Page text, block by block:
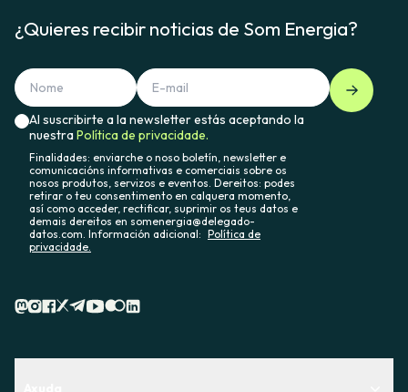
¿Quieres recibir noticias de Som Energia?
Al suscribirte a la newsletter estás aceptando la
nuestraPolítica de privacidade.
Finalidades: enviarche o noso boletín, newsletter e
comunicacións informativas e comerciais sobre os
nosos produtos, servizos e eventos. Dereitos: podes
retirar o teu consentimento en calquera momento,
así como acceder, rectificar, suprimir os teus datos e
demais dereitos en somenergia@delegado-
datos.com. Información adicional: Política de
privacidade.